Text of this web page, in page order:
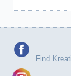
Find